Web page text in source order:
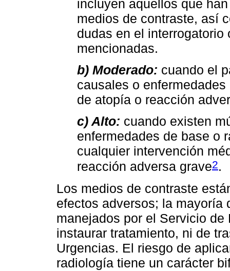
incluyen aquellos que
medios de contraste, así
dudas en el
mencionadas.
b) Moderado: cuando el
causales o
de atopía o reacción
c) Alto: cuando existen
enfermedades de base o
cualquier intervención
reacción adversa grave2.
Los medios de contraste
efectos adversos; la mayoría
manejados por el Servicio
instaurar tratamiento, ni de
Urgencias. El riesgo de
radiología tiene un carácter